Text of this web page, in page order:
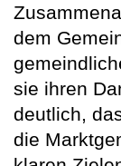
dem
sie ihren
deutlich,
die